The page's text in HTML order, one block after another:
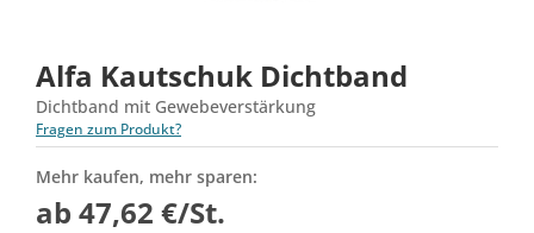
Alfa Kautschuk Dichtband
Dichtband mit Gewebeverstärkung
Fragen zum Produkt?
Mehr kaufen, mehr sparen:
ab 47,62 €/St.